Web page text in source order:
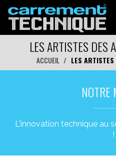
LES ARTISTES DES
ACCUEIL LES ARTISTES
NOTRE
L'innovation technique au
!